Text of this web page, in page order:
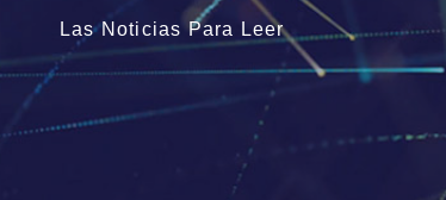
Las Noticias Para Leer